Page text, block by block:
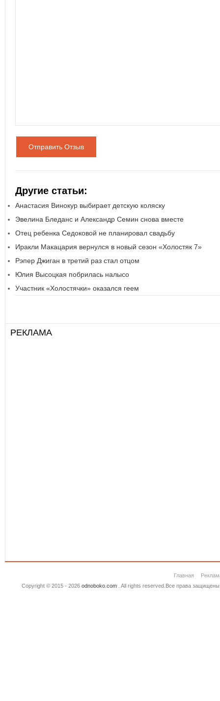
Отправить Отзыв
Другие статьи:
Анастасия Винокур выбирает детскую коляску
Эвелина Бледанс и Александр Семин снова вместе
Отец ребенка Седоковой не планировал свадьбу
Иракли Макацария вернулся в новый сезон «Холостяк 7»
Рэпер Джиган в третий раз стал отцом
Юлия Высоцкая побрилась налысо
Участник «Холостячки» оказался геем
РЕКЛАМА
Главная
Copyright © 2015 - 2026 odnoboko.com. All rights reserved.Все права защищены.